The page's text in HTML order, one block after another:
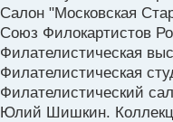
Салон "Московская
Союз Филокартистов
Филателистическая
Филателистическая
Филателистический
Юлий Шишкин.